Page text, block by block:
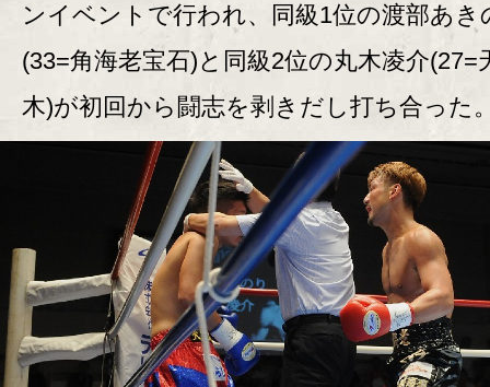
ンイベントで行われ、同級1位の渡部あき
(33=角海老宝石)と同級2位の丸木凌介(27=
木)が初回から闘志を剥きだし打ち合った